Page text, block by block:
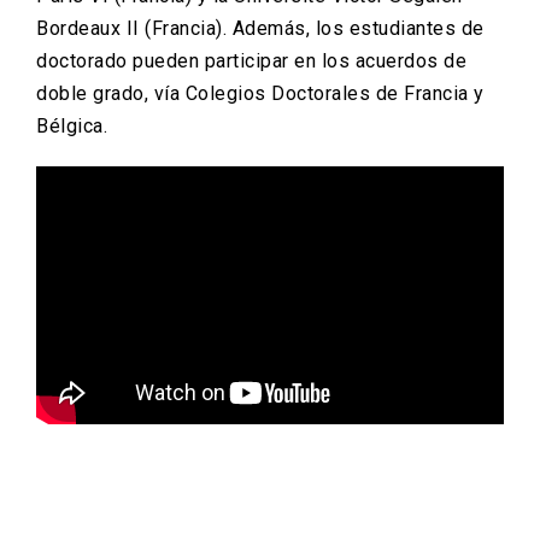
Bordeaux II (Francia). Además, los estudiantes de
doctorado pueden participar en los acuerdos de
doble grado, vía Colegios Doctorales de Francia y
Bélgica.